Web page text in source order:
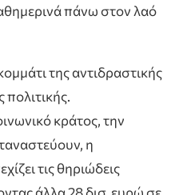
πάνω στον λαό
της αντιδραστικής
πολιτικής.
κράτος, την
η
τις θηριώδεις